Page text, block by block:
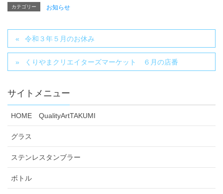
カテゴリー お知らせ
令和３年５月のお休み
くりやまクリエイターズマーケット ６月の店番
サイトメニュー
HOME QualityArtTAKUMI
グラス
ステンレスタンブラー
ボトル